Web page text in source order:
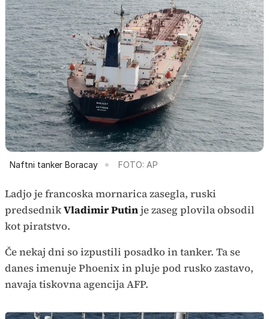
Naftni tanker Boracay FOTO: AP
Ladjo je francoska mornarica zasegla, ruski
predsednikVladimir Putinje zaseg plovila obsodil
kot piratstvo.
Če nekaj dni so izpustili posadko in tanker. Ta se
danes imenuje Phoenix in pluje pod rusko zastavo,
navaja tiskovna agencija AFP.